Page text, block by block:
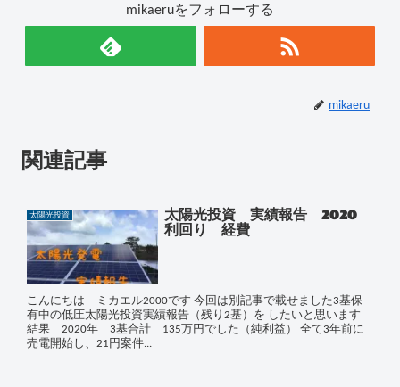
mikaeruをフォローする
mikaeru
関連記事
太陽光投資
太陽光投資 実績報告 2020
利回り 経費
こんにちは ミカエル2000です 今回は別記事で載せました3基保
有中の低圧太陽光投資実績報告（残り2基）を したいと思います
結果 2020年 3基合計 135万円でした（純利益） 全て3年前に
売電開始し、21円案件...